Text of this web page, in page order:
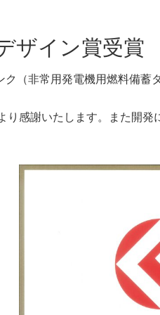
ザイン賞受賞
（非常用発電機用燃料備蓄
り感謝いたします。また開